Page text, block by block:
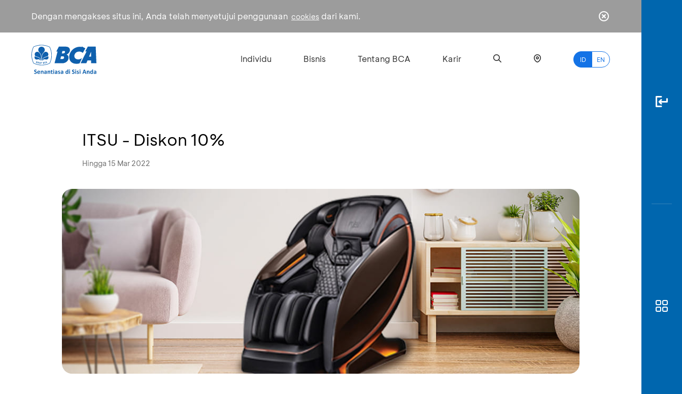
Dengan mengakses situs ini, Anda telah menyetujui penggunaan cookies dari kami.
Individu Bisnis Tentang BCA Karir ID EN
ITSU - Diskon 10%
Hingga 15 Mar 2022